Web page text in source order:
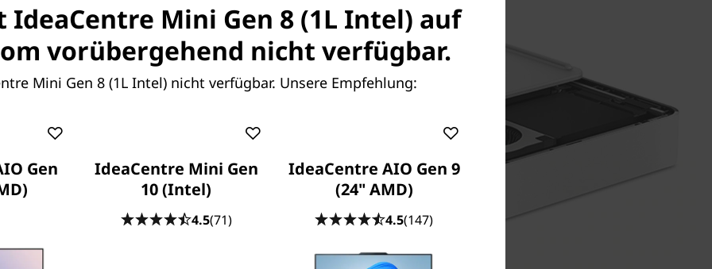
Weiteres an Ihre
integrierten Netzteil ist
kompakt und zudem
sich an der Ober- und
oder die SSD
können.
IdeaCentre Mini Gen 8 (1L Intel) auf
vorübergehend nicht verfügbar.
Mini Gen 8 (1L Intel) nicht verfügbar. Unsere Empfehlung:
Gen
IdeaCentre Mini Gen
10 (Intel)
4.5(71)
IdeaCentre AIO Gen 9
(24" AMD)
4.5(147)